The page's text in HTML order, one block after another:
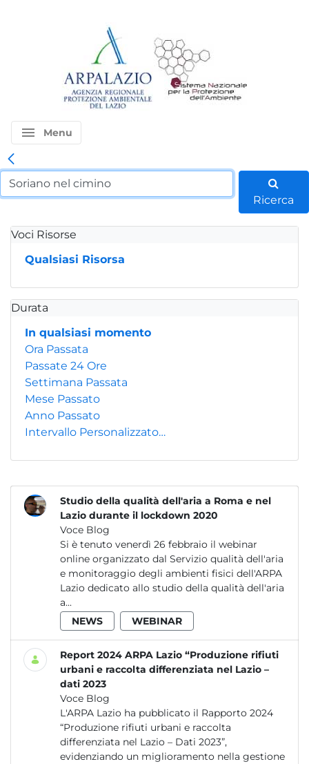
menu Menu
Ricerca
Voci Risorse
Qualsiasi Risorsa
Durata
In qualsiasi momento
Ora Passata
Passate 24 Ore
Settimana Passata
Mese Passato
Anno Passato
Intervallo Personalizzato…
Studio della qualità dell'aria a Roma e nel
Lazio durante il lockdown 2020
Voce Blog
Si è tenuto venerdì 26 febbraio il webinar
online organizzato dal Servizio qualità dell'aria
e monitoraggio degli ambienti fisici dell'ARPA
Lazio dedicato allo studio della qualità dell'aria
a...
NEWS
WEBINAR
Report 2024 ARPA Lazio “Produzione rifiuti
urbani e raccolta differenziata nel Lazio –
dati 2023
Voce Blog
L'ARPA Lazio ha pubblicato il Rapporto 2024
“Produzione rifiuti urbani e raccolta
differenziata nel Lazio – Dati 2023”,
evidenziando un miglioramento nella gestione